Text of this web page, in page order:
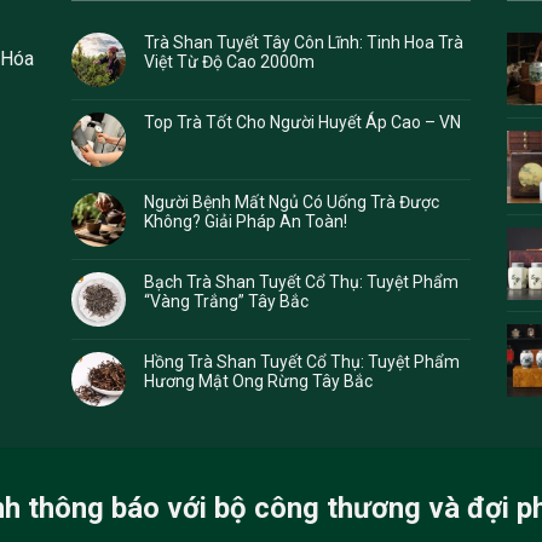
Trà Shan Tuyết Tây Côn Lĩnh: Tinh Hoa Trà
Việt Từ Độ Cao 2000m
Top Trà Tốt Cho Người Huyết Áp Cao – VN
Người Bệnh Mất Ngủ Có Uống Trà Được
Không? Giải Pháp An Toàn!
Bạch Trà Shan Tuyết Cổ Thụ: Tuyệt Phẩm
“Vàng Trắng” Tây Bắc
Hồng Trà Shan Tuyết Cổ Thụ: Tuyệt Phẩm
Hương Mật Ong Rừng Tây Bắc
thông báo với bộ công thương và đợi